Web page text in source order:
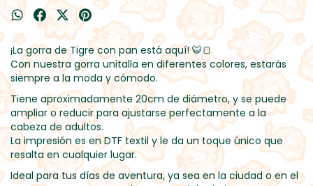
¡La gorra de Tigre con pan está aquí! 🐯🍞
Con nuestra gorra unitalla en diferentes colores, estarás
siempre a la moda y cómodo.
Tiene aproximadamente 20cm de diámetro, y se puede
ampliar o reducir para ajustarse perfectamente a la
cabeza de adultos.
La impresión es en DTF textil y le da un toque único que
resalta en cualquier lugar.
Ideal para tus días de aventura, ya sea en la ciudad o en el